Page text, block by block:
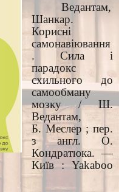
Ведантам,
Шанкар.
Корисні
самонавіювання
. Сила і
парадокс
схильного до
самообману
мозку / Ш.
Ведантам,
Б. Меслер ; пер.
з англ. О.
Кондратюка. —
Київ : Yakaboo